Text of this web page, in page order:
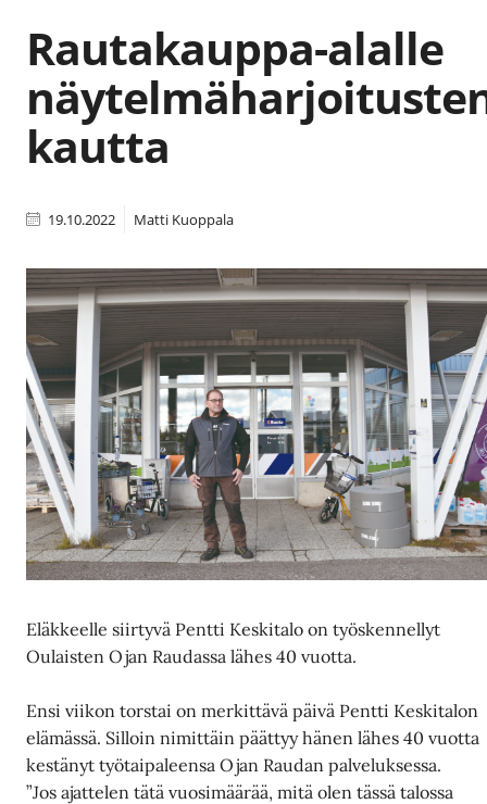
Rautakauppa-alalle
kautta
19.10.2022 Matti Kuoppala
Eläkkeelle siirtyvä Pentti Keskitalo on työskennellyt
Oulaisten Ojan Raudassa lähes 40 vuotta.
Ensi viikon torstai on merkittävä päivä Pentti Keskitalon
elämässä. Silloin nimittäin päättyy hänen lähes 40 vuotta
kestänyt työtaipaleensa Ojan Raudan palveluksessa.
”Jos ajattelen tätä vuosimäärää, mitä olen tässä talossa